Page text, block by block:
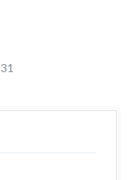
31